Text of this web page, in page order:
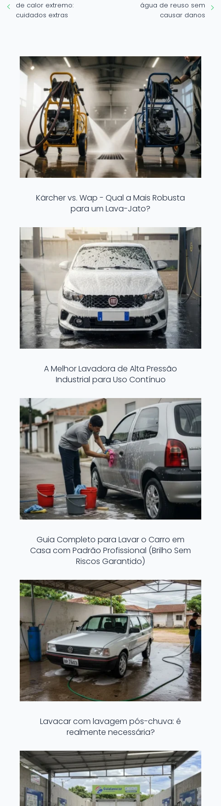
de calor extremo:
cuidados extras
água de reuso sem
causar danos
Kärcher vs. Wap - Qual a Mais Robusta
para um Lava-Jato?
A Melhor Lavadora de Alta Pressão
Industrial para Uso Contínuo
Guia Completo para Lavar o Carro em
Casa com Padrão Profissional (Brilho Sem
Riscos Garantido)
Lavacar com lavagem pós-chuva: é
realmente necessária?